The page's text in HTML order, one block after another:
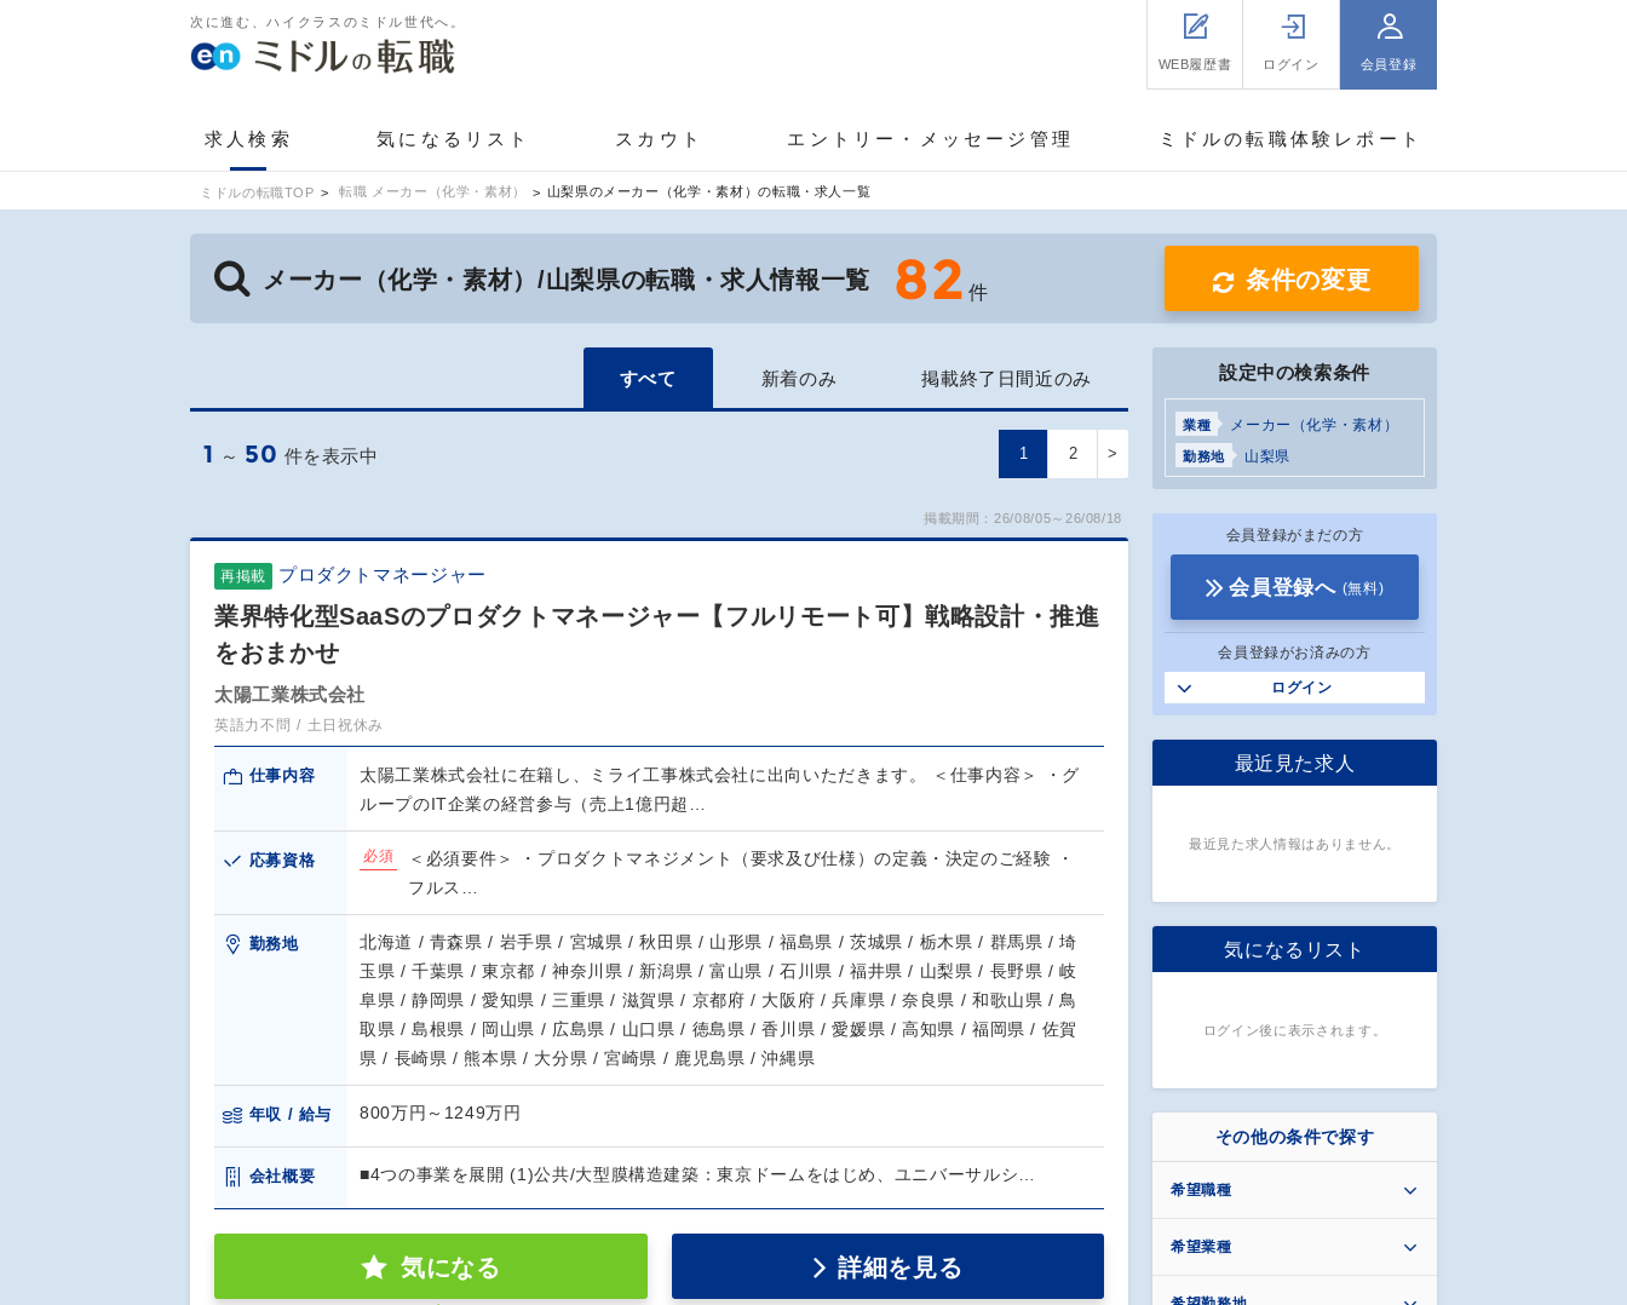
次に進む、ハイクラスのミドル世代へ。
WEB履歴書 ログイン 会員登録
求人検索 気になるリスト スカウト エントリー・メッセージ管理 ミドルの転職体験レポート
ミドルの転職TOP 転職 メーカー（化学・素材） 山梨県のメーカー（化学・素材）の転職・求人一覧
メーカー（化学・素材）/山梨県の転職・求人情報一覧 82 件 条件の変更
すべて 新着のみ 掲載終了日間近のみ
1 ～ 50 件を表示中 1 2 >
掲載期間：26/08/05～26/08/18
再掲載 プロダクトマネージャー
業界特化型SaaSのプロダクトマネージャー【フルリモート可】戦略設計・推進
をおまかせ
太陽工業株式会社
英語力不問 土日祝休み
仕事内容
太陽工業株式会社に在籍し、ミライ工事株式会社に出向いただきます。 ＜仕事内容＞ ・グ
ループのIT企業の経営参与（売上1億円超…
応募資格 必須
＜必須要件＞ ・プロダクトマネジメント（要求及び仕様）の定義・決定のご経験 ・
フルス…
勤務地
北海道 / 青森県 / 岩手県 / 宮城県 / 秋田県 / 山形県 / 福島県 / 茨城県 / 栃木県 / 群馬県 / 埼
玉県 / 千葉県 / 東京都 / 神奈川県 / 新潟県 / 富山県 / 石川県 / 福井県 / 山梨県 / 長野県 / 岐
阜県 / 静岡県 / 愛知県 / 三重県 / 滋賀県 / 京都府 / 大阪府 / 兵庫県 / 奈良県 / 和歌山県 / 鳥
取県 / 島根県 / 岡山県 / 広島県 / 山口県 / 徳島県 / 香川県 / 愛媛県 / 高知県 / 福岡県 / 佐賀
県 / 長崎県 / 熊本県 / 大分県 / 宮崎県 / 鹿児島県 / 沖縄県
年収 / 給与 800万円～1249万円
会社概要 ■4つの事業を展開 (1)公共/大型膜構造建築：東京ドームをはじめ、ユニバーサルシ…
気になる 詳細を見る
設定中の検索条件
業種 メーカー（化学・素材）
勤務地 山梨県
会員登録がまだの方
会員登録へ (無料)
会員登録がお済みの方
ログイン
最近見た求人
最近見た求人情報はありません。
気になるリスト
ログイン後に表示されます。
その他の条件で探す
希望職種
希望業種